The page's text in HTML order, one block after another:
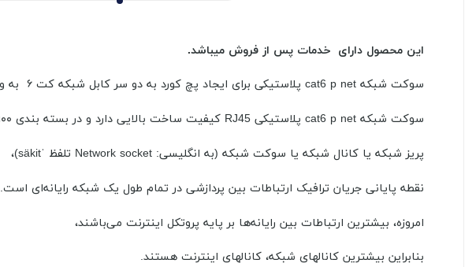
این محصول دارای خدمات پس از فروش میباشد.
سوکت شبکه cat6 p net پلاستیکی برای ایجاد پچ کورد به دو سر کابل شبکه کت ۶ به وسیله آچار سوکت زن شبکه ، وصل می شود
سوکت شبکه cat6 p net پلاستیکی RJ45 کیفیت ساخت بالایی دارد و در بسته بندی ۱۰۰ عددی عرضه می شود .سوکت شبکه ( کانکتور شبکه ) برای کابل شبکه cat6
پریز شبکه یا کانال شبکه یا سوکت شبکه (به انگلیسی: Network socket تلفظ ˈsäkit)،
نقطه پایانی جریان ترافیک ارتباطات بین پردازشی در تمام طول یک شبکه رایانه‌ای است.
امروزه، بیشترین ارتباطات بین رایانه‌ها بر پایه پروتکل اینترنت می‌باشند،
بنابراین بیشترین کانالهای شبکه، کانالهای اینترنت هستند.